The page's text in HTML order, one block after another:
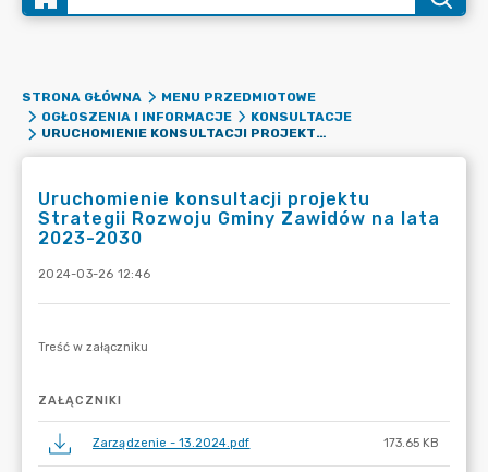
STRONA GŁÓWNA
MENU PRZEDMIOTOWE
OGŁOSZENIA I INFORMACJE
KONSULTACJE
URUCHOMIENIE KONSULTACJI PROJEKTU STRATEGII ROZWOJU GMINY ZAWIDÓW NA LATA 2023-2030
Uruchomienie konsultacji projektu
Strategii Rozwoju Gminy Zawidów na lata
2023-2030
2024-03-26 12:46
ZAŁĄCZNIKI
Zarządzenie - 13.2024.pdf 173.65 KB